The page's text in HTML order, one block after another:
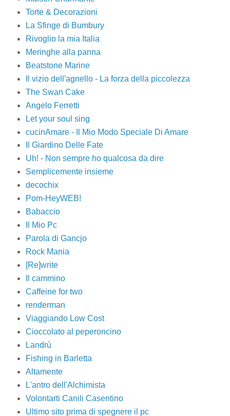
Torte & Decorazioni
La Sfinge di Bumbury
Rivoglio la mia Italia
Meringhe alla panna
Beatstone Marine
Il vizio dell'agnello - La forza della piccolezza
The Swan Cake
Angelo Ferretti
Let your soul sing
cucinAmare - Il Mio Modo Speciale Di Amare
Il Giardino Delle Fate
Uh! - Non sempre ho qualcosa da dire
Semplicemente insieme
decochix
Pom-HeyWEB!
Babaccio
Il Mio Pc
Parola di Gancjo
Rock Mania
[Re]write
Il cammino
Caffeine for two
renderman
Viaggiando Low Cost
Cioccolato al peperoncino
Landrù
Fishing in Barletta
Altamente
L'antro dell'Alchimista
Volontarti Canili Casentino
Ultimo sito prima di spegnere il pc